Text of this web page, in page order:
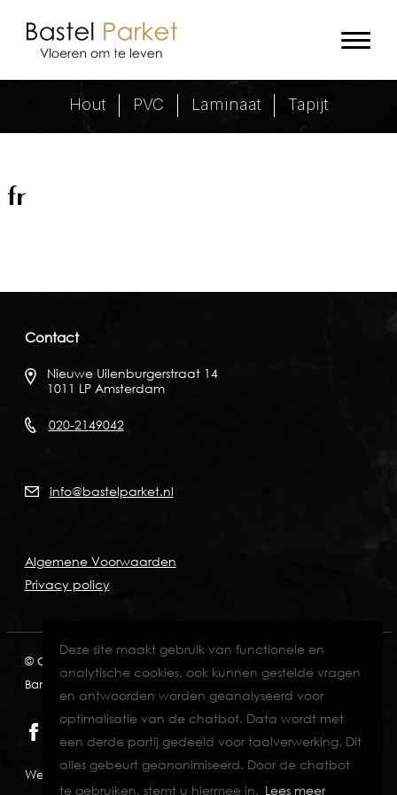
Deze site maakt gebruik van functionele en
analytische cookies, ook kunnen gestelde vragen
en antwoorden worden geanalyseerd voor
optimalisatie van de chatbot. Data wordt met
een derde partij gedeeld voor taalverwerking. Dit
alles gebeurt geanonimiseerd. Door de chatbot
te gebruiken, stemt u hiermee in. Lees meer
fr Archieven - Bastel Parket
Hout PVC Laminaat Tapijt
fr
Contact
Nieuwe Uilenburgerstraat 14
1011 LP Amsterdam
020-2149042
info@bastelparket.nl
Algemene Voorwaarden
Privacy policy
© Copyright 2026 KVK: 60772697
Bank: NL82INGB0006711429
Website designed & developed by Eenvoud.